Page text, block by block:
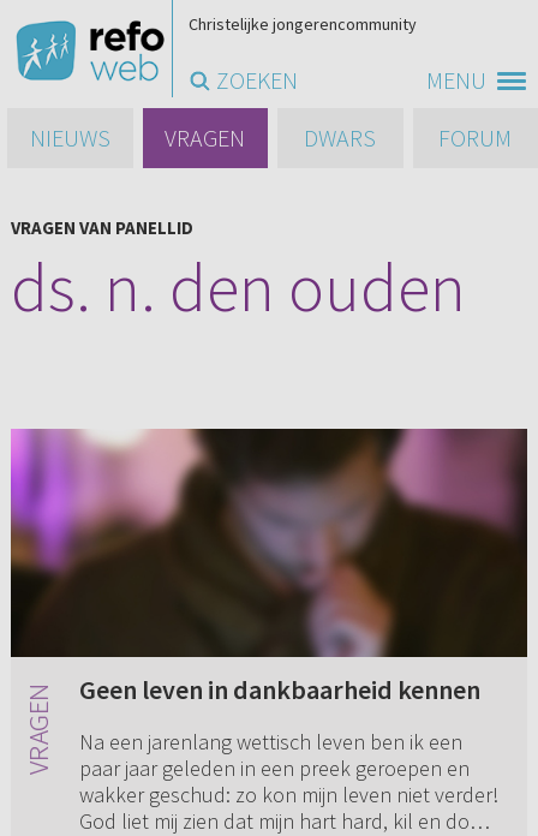
MENU
Christelijke jongerencommunity
ZOEKEN
NIEUWS
VRAGEN DWARS FORUM
VRAGEN VAN PANELLID
ds. n. den ouden
Geen leven in dankbaarheid kennen
Na een jarenlang wettisch leven ben ik een
paar jaar geleden in een preek geroepen en
wakker geschud: zo kon mijn leven niet verder!
God liet mij zien dat mijn hart hard, kil en dood